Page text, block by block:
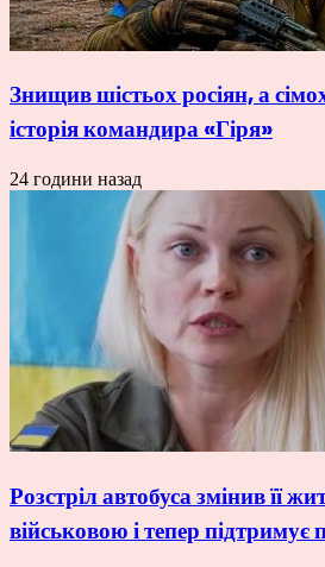
Знищив шістьох росіян, а
історія командира «Гіря»
24 години назад
Розстріл автобуса змінив її
військовою і тепер підтримує